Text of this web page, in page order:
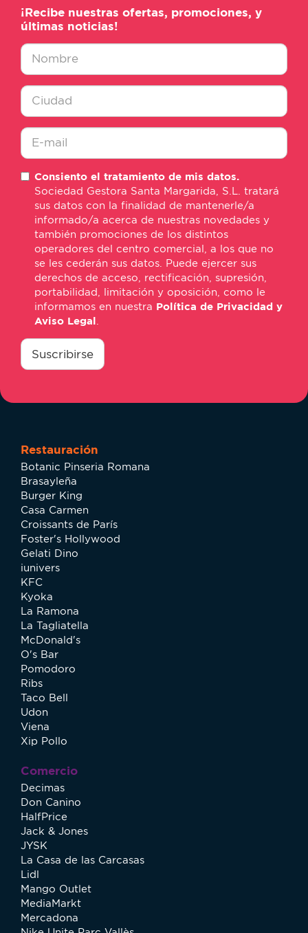
¡Recibe nuestras ofertas, promociones, y
últimas noticias!
Nombre
Ciudad
mail
Consiento el tratamiento de mis datos.
Sociedad Gestora Santa Margarida, S.L. tratará
sus datos con la finalidad de mantenerle/a
informado/a acerca de nuestras novedades y
también promociones de los distintos
operadores del centro comercial, a los que no
se les cederán sus datos. Puede ejercer sus
derechos de acceso, rectificación, supresión,
portabilidad, limitación y oposición, como le
informamos en nuestra Política de Privacidad y
Aviso Legal
consentimiento
Suscribirse
Restauración
Botanic Pinseria Romana
Brasayleña
Burger King
Casa Carmen
Croissants de París
Foster's Hollywood
Gelati Dino
iunivers
KFC
Kyoka
La Ramona
La Tagliatella
McDonald's
O's Bar
Pomodoro
Ribs
Taco Bell
Udon
Viena
Xip Pollo
Comercio
Decimas
Don Canino
HalfPrice
Jack & Jones
JYSK
La Casa de las Carcasas
Lidl
Mango Outlet
MediaMarkt
Mercadona